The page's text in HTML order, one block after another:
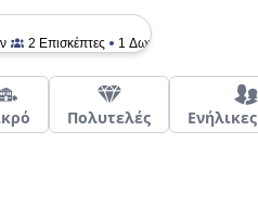
2 Επισκέπτες 1 Δωμάτιο
Πολυτελές